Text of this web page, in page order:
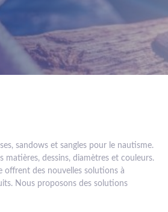
sandows et sangles pour le nautisme.
matières, dessins, diamètres et couleurs.
offrent des nouvelles solutions à
Nous proposons des solutions